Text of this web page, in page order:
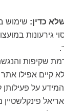
כדין: שימוש
גירעונות
שקיפות
קיים אפילו
על פעילותן